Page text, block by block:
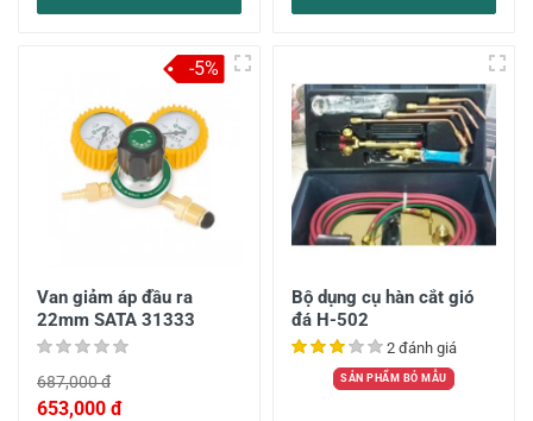
Van giảm áp đầu ra
22mm SATA 31333
687,000 đ
653,000 đ
-5%
Bộ dụng cụ hàn cắt gió
đá H-502
2 đánh giá
SẢN PHẨM BỎ MẪU